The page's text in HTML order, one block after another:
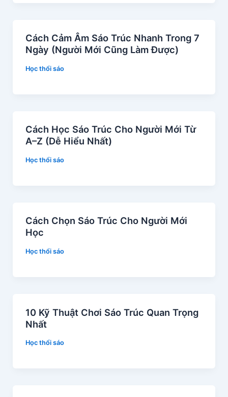
Cách Cảm Âm Sáo Trúc Nhanh Trong 7
Ngày (Người Mới Cũng Làm Được)
Học thổi sáo
Cách Học Sáo Trúc Cho Người Mới Từ
A–Z (Dễ Hiểu Nhất)
Học thổi sáo
Cách Chọn Sáo Trúc Cho Người Mới
Học
Học thổi sáo
10 Kỹ Thuật Chơi Sáo Trúc Quan Trọng
Nhất
Học thổi sáo